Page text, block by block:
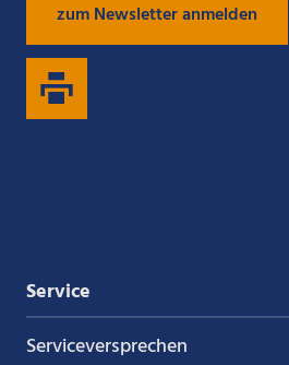
uns
auf
unsuns
zum Newsletter anmelden
Service
Service­versprechen